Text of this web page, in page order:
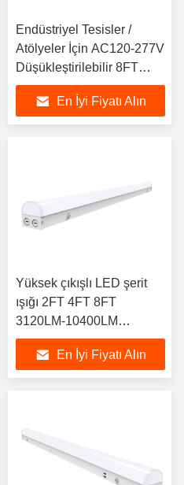
Endüstriyel Tesisler /
Atölyeler İçin AC120-277V
Düşükleştirilebilir 8FT
LED Çizgi Geri Düzeltme
Kitsleri
En İyi Fiyatı Alın
Yüksek çıkışlı LED şerit
ışığı 2FT 4FT 8FT
3120LM-10400LM
Seçilebilir esnek kurulum
En İyi Fiyatı Alın